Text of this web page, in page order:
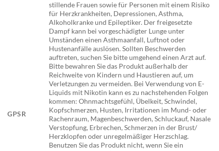
GPSR
stillende Frauen sowie für Personen mit einem Risiko
für Herzkrankheiten, Depressionen, Asthma,
Alkoholkranke und Epileptiker. Der freigesetzte
Dampf kann bei vorgeschädigter Lunge unter
Umständen einen Asthmaanfall, Luftnot oder
Hustenanfälle auslösen. Sollten Beschwerden
auftreten, suchen Sie bitte umgehend einen Arzt auf.
Bitte bewahren Sie das Produkt außerhalb der
Reichweite von Kindern und Haustieren auf, um
Verletzungen zu vermeiden. Bei Verwendung von E-
Liquids mit Nikotin kann es zu nachstehenden Folgen
kommen: Ohnmachtsgefühl, Übelkeit, Schwindel,
Kopfschmerzen, Husten, Irritationen im Mund- oder
Rachenraum, Magenbeschwerden, Schluckauf, Nasale
Verstopfung, Erbrechen, Schmerzen in der Brust/
Herzklopfen oder unregelmäßiger Herzschlag.
Benutzen Sie das Produkt nicht, wenn Sie ein